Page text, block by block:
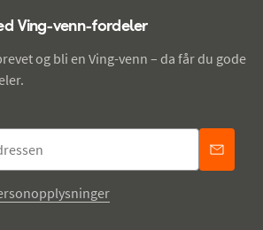
Ving-venn-fordeler
og bli en Ving-venn – da får du gode